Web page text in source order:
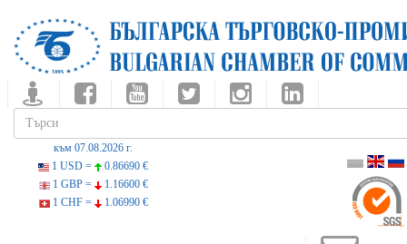
към 07.08.2026 г.
1 USD =
0.86690 €
1 GBP =
1.16600 €
1 CHF =
1.06990 €